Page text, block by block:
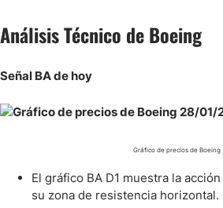
Análisis Técnico de Boeing
Señal BA de hoy
Gráfico de precios de Boeing
El gráfico BA D1 muestra la
su zona de resistencia horizontal.